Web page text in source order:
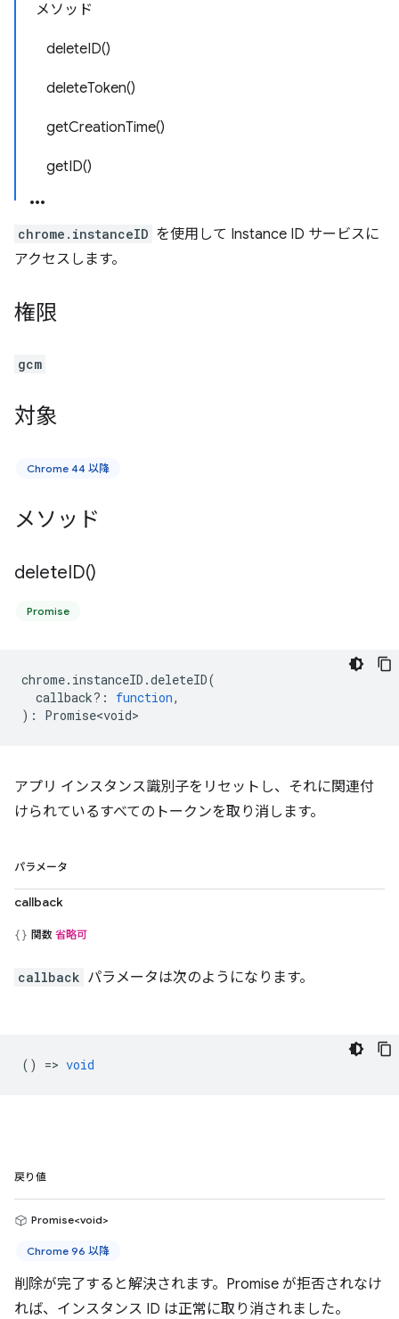
メソッド
deleteID()
deleteToken()
getCreationTime()
getID()
chrome.instanceID を使用して Instance ID サービスに
アクセスします。
権限
gcm
対象
Chrome 44 以降
メソッド
deleteID()
Promise
chrome. instanceID .deleteID(
callback? : function,
) : Promise<void>
アプリ インスタンス識別子をリセットし、それに関連付
けられているすべてのトークンを取り消します。
パラメータ
callback
関数 省略可
callback パラメータは次のようになります。
() => void
戻り値
Promise<void>
Chrome 96 以降
削除が完了すると解決されます。Promise が拒否されなけ
れば、インスタンス ID は正常に取り消されました。